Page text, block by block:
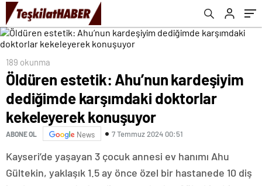
konuşuyor
189 okunma
Öldüren estetik: Ahu’nun kardeşiyim
dediğimde karşımdaki doktorlar
kekeleyerek konuşuyor
ABONE OL News 7 Temmuz 2024 00:51
Kayseri’de yaşayan 3 çocuk annesi ev hanımı Ahu
Gültekin, yaklaşık 1.5 ay önce özel bir hastanede 10 diş